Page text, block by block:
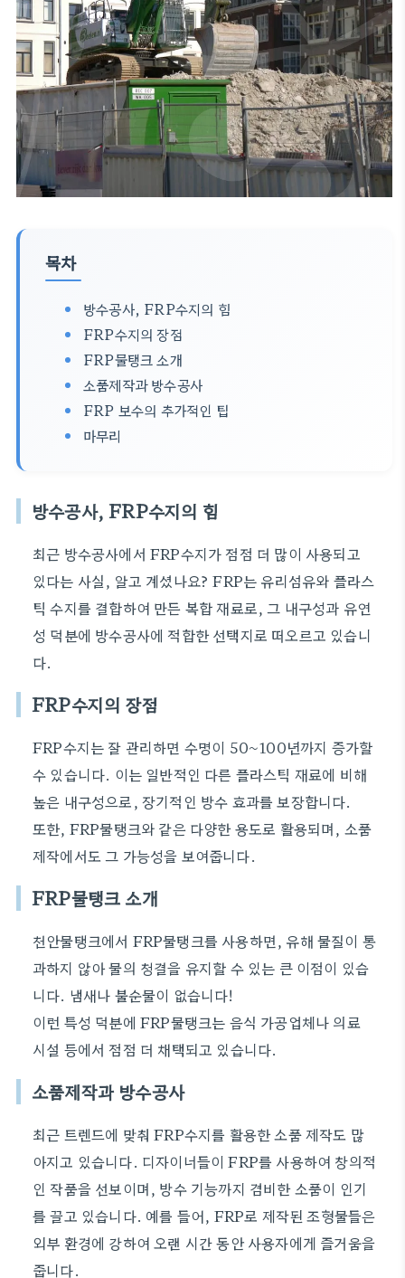
목차
방수공사, FRP수지의 힘
FRP수지의 장점
FRP물탱크 소개
소품제작과 방수공사
FRP 보수의 추가적인 팁
마무리
방수공사, FRP수지의 힘
최근 방수공사에서 FRP수지가 점점 더 많이 사용되고
있다는 사실, 알고 계셨나요? FRP는 유리섬유와 플라스
틱 수지를 결합하여 만든 복합 재료로, 그 내구성과 유연
성 덕분에 방수공사에 적합한 선택지로 떠오르고 있습니
다.
FRP수지의 장점
FRP수지는 잘 관리하면 수명이 50~100년까지 증가할
수 있습니다. 이는 일반적인 다른 플라스틱 재료에 비해
높은 내구성으로, 장기적인 방수 효과를 보장합니다.
또한, FRP물탱크와 같은 다양한 용도로 활용되며, 소품
제작에서도 그 가능성을 보여줍니다.
FRP물탱크 소개
천안물탱크에서 FRP물탱크를 사용하면, 유해 물질이 통
과하지 않아 물의 청결을 유지할 수 있는 큰 이점이 있습
니다. 냄새나 불순물이 없습니다!
이런 특성 덕분에 FRP물탱크는 음식 가공업체나 의료
시설 등에서 점점 더 채택되고 있습니다.
소품제작과 방수공사
최근 트렌드에 맞춰 FRP수지를 활용한 소품 제작도 많
아지고 있습니다. 디자이너들이 FRP를 사용하여 창의적
인 작품을 선보이며, 방수 기능까지 겸비한 소품이 인기
를 끌고 있습니다. 예를 들어, FRP로 제작된 조형물들은
외부 환경에 강하여 오랜 시간 동안 사용자에게 즐거움을
줍니다.